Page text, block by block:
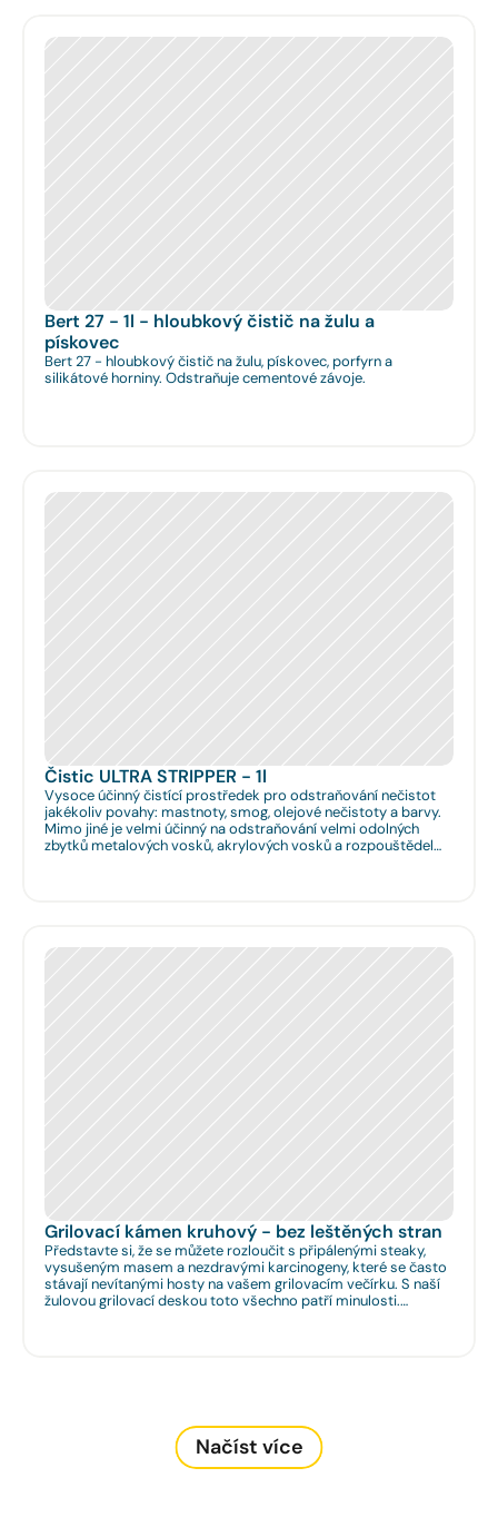
Bert 27 - 1l - hloubkový čistič na žulu a
pískovec
Bert 27 - hloubkový čistič na žulu, pískovec, porfyrn a
silikátové horniny. Odstraňuje cementové závoje.
Čistic ULTRA STRIPPER - 1l
Vysoce účinný čistící prostředek pro odstraňování nečistot
jakékoliv povahy: mastnoty, smog, olejové nečistoty a barvy.
Mimo jiné je velmi účinný na odstraňování velmi odolných
zbytků metalových vosků, akrylových vosků a rozpouštědel
Grilovací kámen kruhový - bez leštěných stran
Představte si, že se můžete rozloučit s připálenými steaky,
vysušeným masem a nezdravými karcinogeny, které se často
stávají nevítanými hosty na vašem grilovacím večírku. S naší
žulovou grilovací deskou toto všechno patří minulosti.
Načíst více